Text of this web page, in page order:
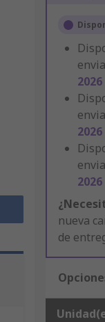
2026
2026
2026
nueva
de